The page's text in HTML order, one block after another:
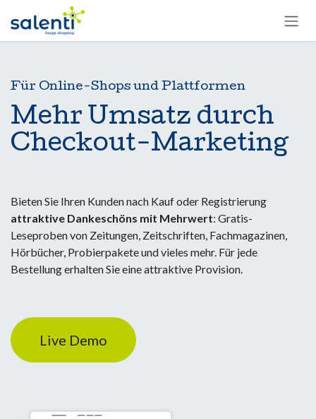
Zum Inhalt springen
Für Online-Shops und Plattformen
Mehr Umsatz durch
Checkout-Marketing
Bieten Sie Ihren Kunden nach Kauf oder Registrierung
attraktive Dankeschöns mit Mehrwert: Gratis-
Leseproben von Zeitungen, Zeitschriften, Fachmagazinen,
Hörbücher, Probierpakete und vieles mehr. Für jede
Bestellung erhalten Sie eine attraktive Provision.
Live Demo